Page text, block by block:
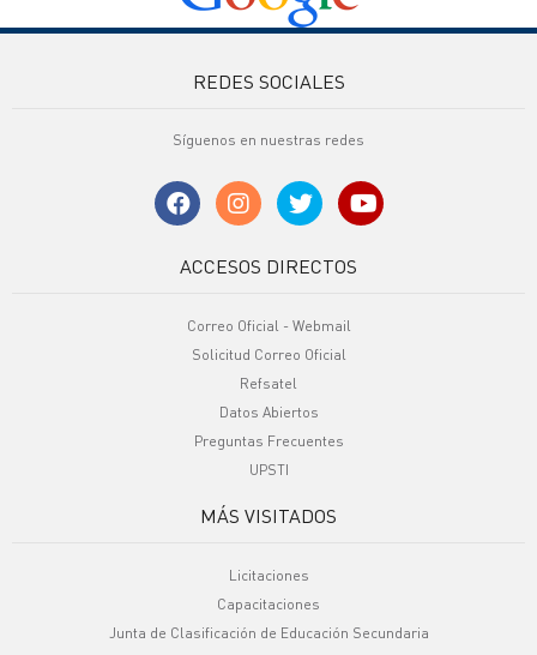
REDES SOCIALES
Síguenos en nuestras redes
ACCESOS DIRECTOS
Correo Oficial - Webmail
Solicitud Correo Oficial
Refsatel
Datos Abiertos
Preguntas Frecuentes
UPSTI
MÁS VISITADOS
Licitaciones
Capacitaciones
Junta de Clasificación de Educación Secundaria